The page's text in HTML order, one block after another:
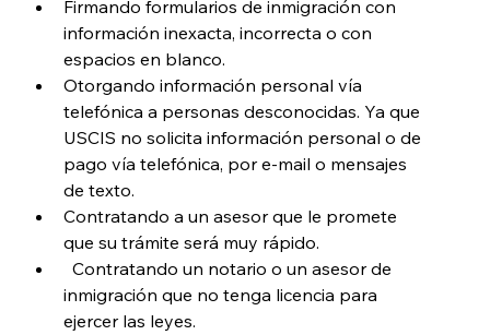
Firmando formularios de inmigración con
información inexacta, incorrecta o con
espacios en blanco.
Otorgando información personal vía
telefónica a personas desconocidas. Ya que
USCIS no solicita información personal o de
pago vía telefónica, por e-mail o mensajes
de texto.
Contratando a un asesor que le promete
que su trámite será muy rápido.
Contratando un notario o un asesor de
inmigración que no tenga licencia para
ejercer las leyes.